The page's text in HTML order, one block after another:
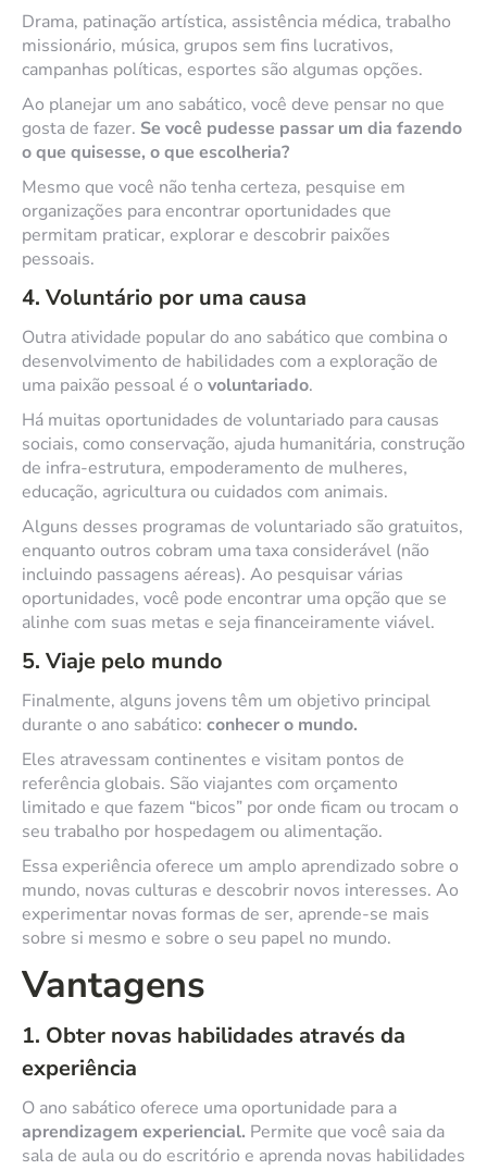
Drama, patinação artística, assistência médica, trabalho
missionário, música, grupos sem fins lucrativos,
campanhas políticas, esportes são algumas opções.
Ao planejar um ano sabático, você deve pensar no que
gosta de fazer. Se você pudesse passar um dia fazendo
o que quisesse, o que escolheria?
Mesmo que você não tenha certeza, pesquise em
organizações para encontrar oportunidades que
permitam praticar, explorar e descobrir paixões
pessoais.
4. Voluntário por uma causa
Outra atividade popular do ano sabático que combina o
desenvolvimento de habilidades com a exploração de
uma paixão pessoal é o voluntariado.
Há muitas oportunidades de voluntariado para causas
sociais, como conservação, ajuda humanitária, construção
de infra-estrutura, empoderamento de mulheres,
educação, agricultura ou cuidados com animais.
Alguns desses programas de voluntariado são gratuitos,
enquanto outros cobram uma taxa considerável (não
incluindo passagens aéreas). Ao pesquisar várias
oportunidades, você pode encontrar uma opção que se
alinhe com suas metas e seja financeiramente viável.
5. Viaje pelo mundo
Finalmente, alguns jovens têm um objetivo principal
durante o ano sabático: conhecer o mundo.
Eles atravessam continentes e visitam pontos de
referência globais. São viajantes com orçamento
limitado e que fazem “bicos” por onde ficam ou trocam o
seu trabalho por hospedagem ou alimentação.
Essa experiência oferece um amplo aprendizado sobre o
mundo, novas culturas e descobrir novos interesses. Ao
experimentar novas formas de ser, aprende-se mais
sobre si mesmo e sobre o seu papel no mundo.
Vantagens
1. Obter novas habilidades através da
experiência
O ano sabático oferece uma oportunidade para a
aprendizagem experiencial. Permite que você saia da
sala de aula ou do escritório e aprenda novas habilidades